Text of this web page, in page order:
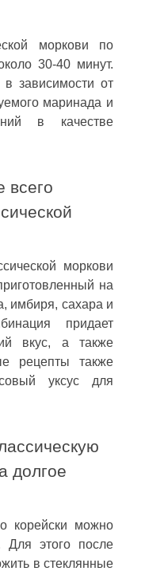
моркови по
30-40 минут.
зависимости от
маринада и
в качестве
всего
моркови
на
имбиря, сахара и
придает
вкус, а также
рецепты также
уксус для
долгое
корейски можно
Для этого после
в стеклянные